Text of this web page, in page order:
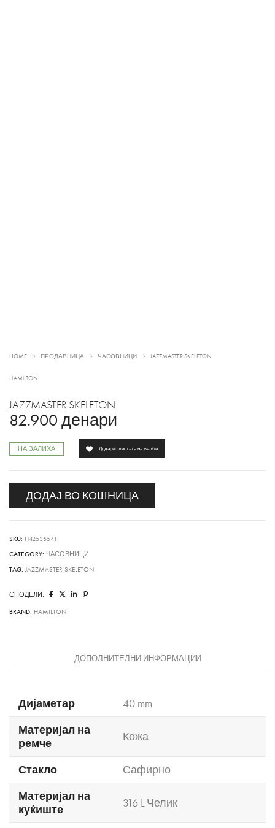
HOME ПРОДАВНИЦА ЧАСОВНИЦИ JAZZMASTER SKELETON
HAMILTON
JAZZMASTER SKELETON
82.900 денари
НА ЗАЛИХА
ДОДАЈ ВО КОШНИЦА
Додај во листата на желби
SKU: H42535541
CATEGORY: ЧАСОВНИЦИ
TAG:JAZZMASTER SKELETON
СПОДЕЛИ:
BRAND: HAMILTON
ДОПОЛНИТЕЛНИ ИНФОРМАЦИИ
Дијаметар
40 mm
Материјал на
ремче
Кожа
Стакло
Сафирно
Материјал на
куќиште
316 L Челик